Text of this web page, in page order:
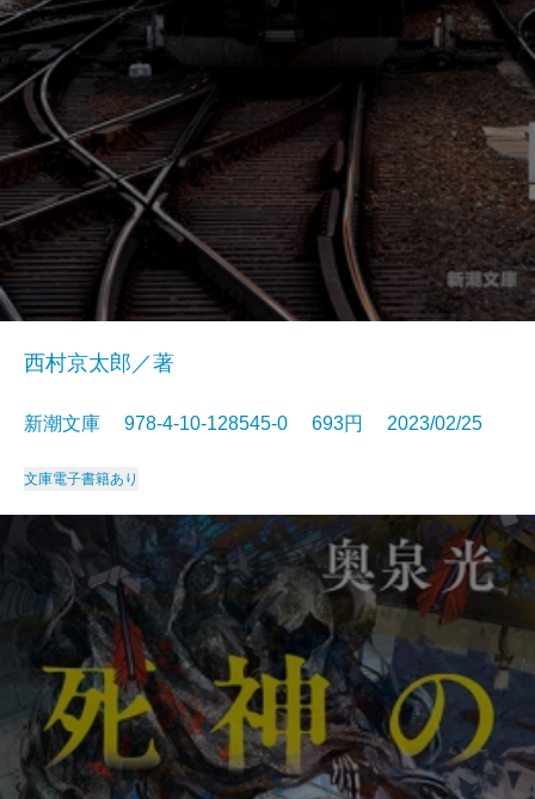
西村京太郎／著
新潮文庫 978-4-10-128545-0 693円 2023/02/25
文庫電子書籍あり